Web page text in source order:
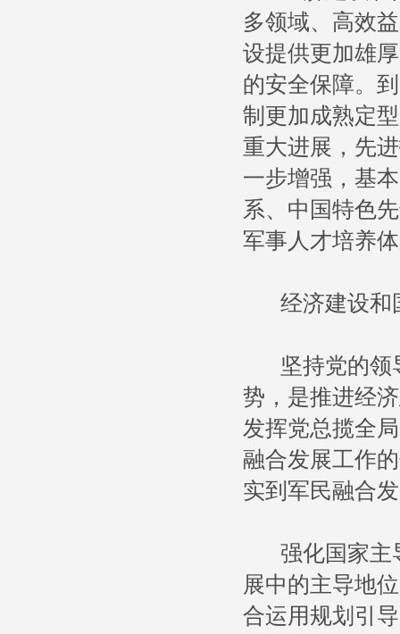
多领域、高效
设提供更加雄
的安全保障。
制更加成熟定
重大进展，先
一步增强，基
系、中国特色
军事人才培养
经济建设和
坚持党的领
势，是推进经
发挥党总揽全
融合发展工作
实到军民融合
强化国家主
展中的主导地
合运用规划引